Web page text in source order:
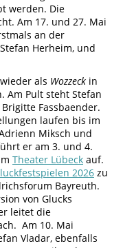
werden. Die
Am 17. und 27. Mai
an der
Herheim, und
wieder als Wozzeck in
Am Pult steht Stefan
Fassbaender.
laufen bis im
Miksch und
er am 3. und 4.
Theater Lübeck auf.
2026 zu
Bayreuth.
von Glucks
leitet die
Am 10. Mai
Vladar, ebenfalls